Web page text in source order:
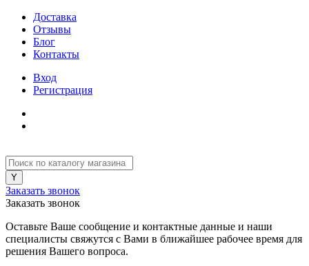
Доставка
Отзывы
Блог
Контакты
Вход
Регистрация
Заказать звонок
Заказать звонок
Оставьте Ваше сообщение и контактные данные и наши
специалисты свяжутся с Вами в ближайшее рабочее время для
решения Вашего вопроса.